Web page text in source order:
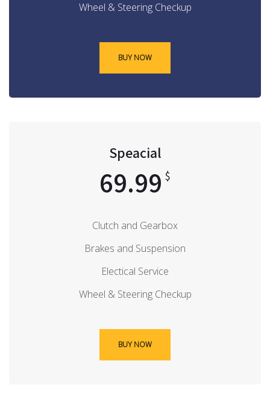
Wheel & Steering Checkup
BUY NOW
Speacial
$
69.99
Clutch and Gearbox
Brakes and Suspension
Electical Service
Wheel & Steering Checkup
BUY NOW